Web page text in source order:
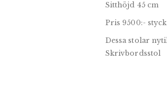
Sitthöjd 45 cm
Pris 9500:- styck
Dessa stolar
Skrivbordsstol